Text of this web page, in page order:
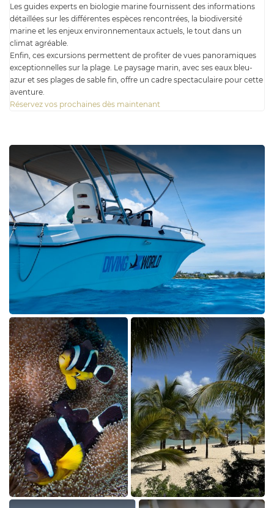
Les guides experts en biologie marine fournissent des informations
détaillées sur les différentes espèces rencontrées, la biodiversité
marine et les enjeux environnementaux actuels, le tout dans un
climat agréable.
Enfin, ces excursions permettent de profiter de vues panoramiques
exceptionnelles sur la plage. Le paysage marin, avec ses eaux bleu-
azur et ses plages de sable fin, offre un cadre spectaculaire pour cette
aventure.
Réservez vos prochaines dès maintenant